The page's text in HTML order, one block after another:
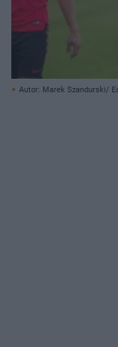
Autor: Marek Szandurski/